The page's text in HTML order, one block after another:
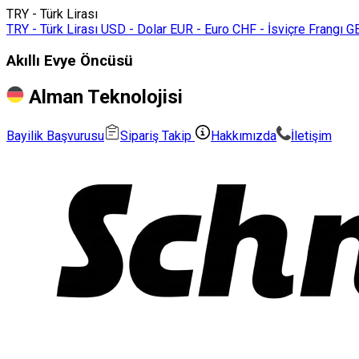
TRY - Türk Lirası
TRY - Türk Lirası USD - Dolar EUR - Euro CHF - İsviçre Frangı
Akıllı Evye Öncüsü
Alman Teknolojisi
Bayilik Başvurusu Sipariş Takip Hakkımızda İletişim